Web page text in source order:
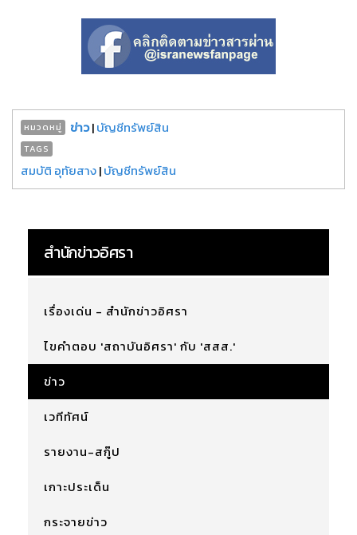
หมวดหมู่ ข่าว|บัญชีทรัพย์สิน
TAGS
สมบัติ อุทัยสาง|บัญชีทรัพย์สิน
สำนักข่าวอิศรา
เรื่องเด่น - สำนักข่าวอิศรา
ไขคำตอบ 'สถาบันอิศรา' กับ 'สสส.'
ข่าว
เวทีทัศน์
รายงาน-สกู๊ป
เกาะประเด็น
กระจายข่าว